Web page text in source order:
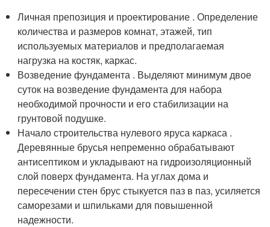
Личная препозиция и проектирование . Определение
количества и размеров комнат, этажей, тип
используемых материалов и предполагаемая
нагрузка на костяк, каркас.
Возведение фундамента . Выделяют минимум двое
суток на возведение фундамента для набора
необходимой прочности и его стабилизации на
грунтовой подушке.
Начало строительства нулевого яруса каркаса .
Деревянные брусья непременно обрабатывают
антисептиком и укладывают на гидроизоляционный
слой поверх фундамента. На углах дома и
пересечении стен брус стыкуется паз в паз, усиляется
саморезами и шпильками для повышенной
надежности.